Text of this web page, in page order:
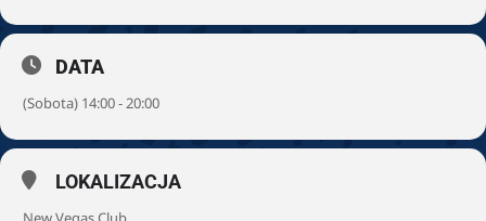
DATA
(Sobota) 14:00 - 20:00
LOKALIZACJA